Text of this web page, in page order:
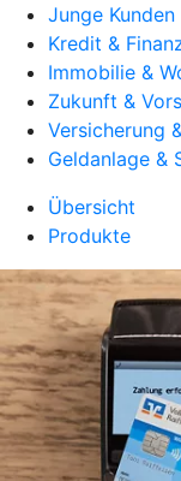
Junge Kunden
Kredit &
Immobilie &
Zukunft &
Versicherung
Geldanlage &
Übersicht
Produkte